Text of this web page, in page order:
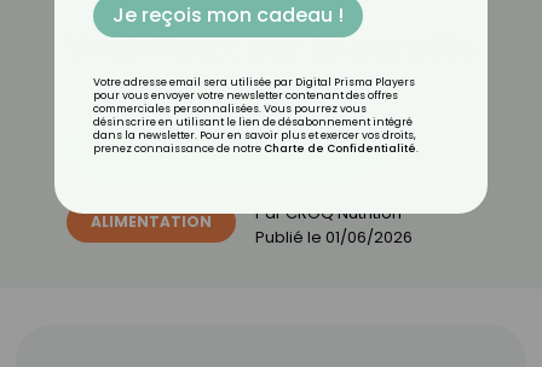
Vrai-Faux sur la carotte
Découvrez les 11 menus CROQ
ALIMENTATION ParCROQ Nutrition
Publié le 01/06/2026
Je reçois mon cadeau !
Votre adresse email sera utilisée par Digital Prisma Players
pour vous envoyer votre newsletter contenant des offres
commerciales personnalisées. Vous pourrez vous
désinscrire en utilisant le lien de désabonnement intégré
dans la newsletter. Pour en savoir plus et exercer vos droits,
prenez connaissance de notre Charte de Confidentialité.